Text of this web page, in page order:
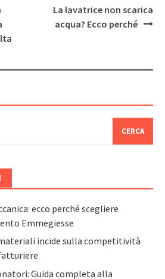
La lavatrice non scarica
acqua? Ecco perché
ecco perché scegliere
Emmegiesse
incide sulla competitività
Guida completa alla